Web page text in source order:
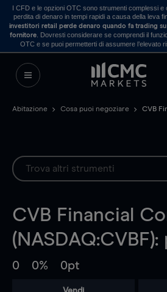
I CFD e le opzioni OTC sono strumenti complessi
perdita di denaro in tempi rapidi a causa della leva
investitori retail perde denaro quando fa trading
fornitore . Dovresti considerare se comprendi il
OTC e se puoi permetterti di assumere l’elevato
Abitazione Cosa puoi negoziare CVB
CVB Financial
(NASDAQ:CVBF):
0 0% 0pt